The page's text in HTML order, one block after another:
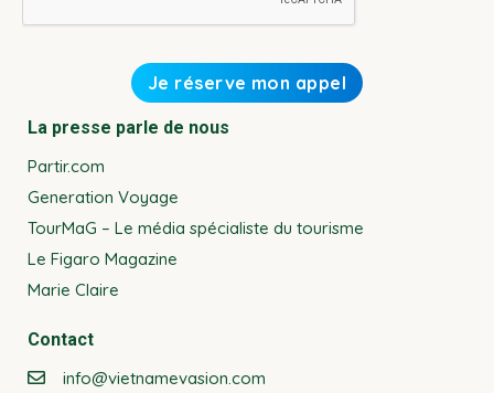
La presse parle de nous
Partir.com
Generation Voyage
TourMaG – Le média spécialiste du tourisme
Le Figaro Magazine
Marie Claire
Contact
info@vietnamevasion.com